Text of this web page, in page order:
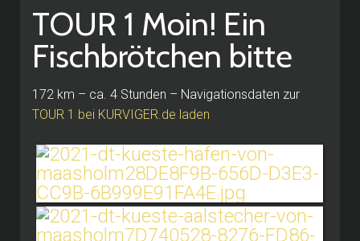
TOUR 1 Moin! Ein
Fischbrötchen bitte
172 km – ca. 4 Stunden – Navigationsdaten zur
TOUR 1 bei KURVIGER.de laden